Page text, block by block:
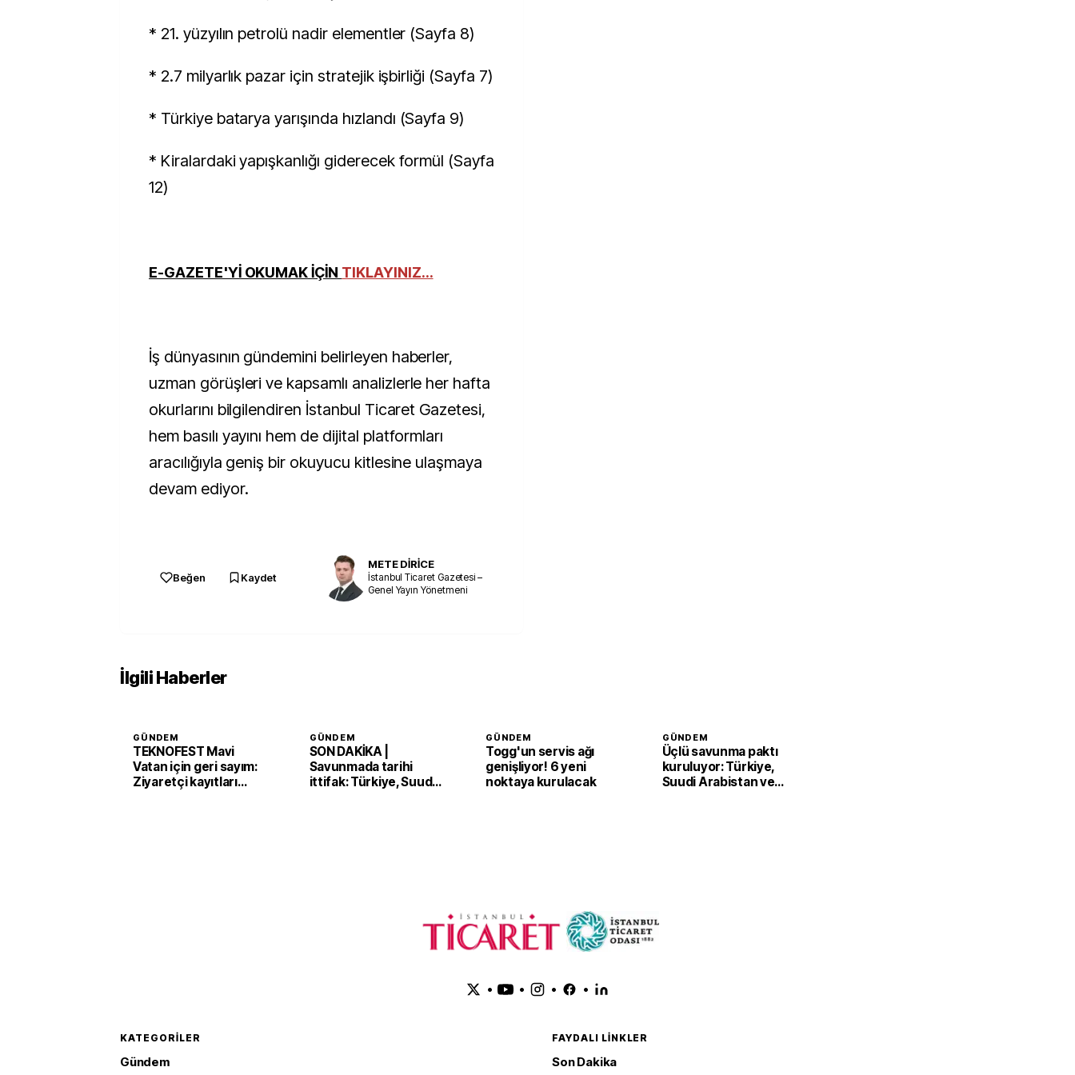
* 21. yüzyılın petrolü nadir elementler (Sayfa 8)
* 2.7 milyarlık pazar için stratejik işbirliği (Sayfa 7)
* Türkiye batarya yarışında hızlandı (Sayfa 9)
* Kiralardaki yapışkanlığı giderecek formül (Sayfa
12)
E-GAZETE'Yİ OKUMAK İÇİN TIKLAYINIZ...
İş dünyasının gündemini belirleyen haberler,
uzman görüşleri ve kapsamlı analizlerle her hafta
okurlarını bilgilendiren İstanbul Ticaret Gazetesi,
hem basılı yayını hem de dijital platformları
aracılığıyla geniş bir okuyucu kitlesine ulaşmaya
devam ediyor.
Beğen Kaydet
METE DİRİCE
İstanbul Ticaret Gazetesi –
Genel Yayın Yönetmeni
İlgili Haberler
GÜNDEM
TEKNOFEST Mavi
Vatan için geri sayım:
Ziyaretçi kayıtları
GÜNDEM
SON DAKİKA |
Savunmada tarihi
ittifak: Türkiye, Suudi
GÜNDEM
Togg'un servis ağı
genişliyor! 6 yeni
noktaya kurulacak
GÜNDEM
Üçlü savunma paktı
kuruluyor: Türkiye,
Suudi Arabistan ve
• • • •
KATEGORILER
Gündem
FAYDALI LINKLER
Son Dakika